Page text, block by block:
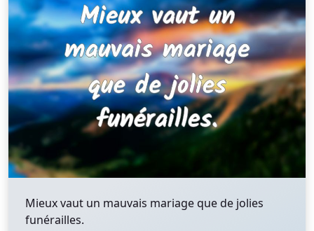
Mieux vaut un mauvais mariage que de jolies
funérailles.